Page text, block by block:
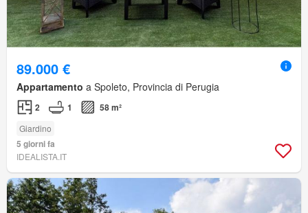
89.000 €
Appartamento a Spoleto, Provincia di Perugia
2 1 58 m²
Giardino
5 giorni fa
IDEALISTA.IT